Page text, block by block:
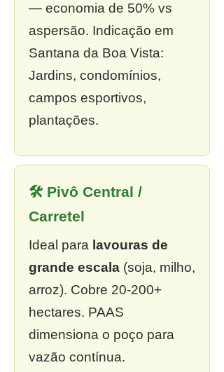
— economia de 50% vs
aspersão. Indicação em
Santana da Boa Vista:
Jardins, condomínios,
campos esportivos,
plantações.
🛠 Pivô Central /
Carretel
Ideal para lavouras de
grande escala (soja, milho,
arroz). Cobre 20-200+
hectares. PAAS
dimensiona o poço para
vazão contínua.